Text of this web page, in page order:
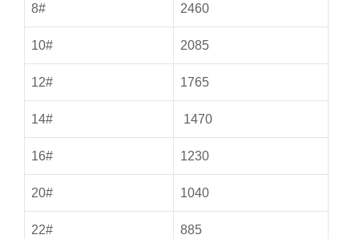
8# 2460
10# 2085
12# 1765
14# 1470
16# 1230
20# 1040
22# 885